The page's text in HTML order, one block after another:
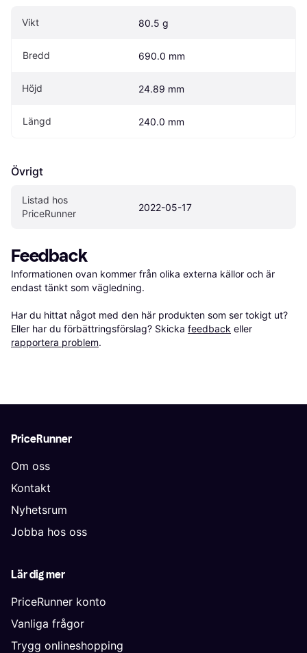
Vikt 80.5 g
Bredd 690.0 mm
Höjd 24.89 mm
Längd 240.0 mm
Övrigt
Listad hos
PriceRunner
2022-05-17
Feedback
Informationen ovan kommer från olika externa källor och är
endast tänkt som vägledning.
Har du hittat något med den här produkten som ser tokigt ut?
Eller har du förbättringsförslag? Skicka feedback eller
rapportera problem.
PriceRunner
Om oss
Kontakt
Nyhetsrum
Jobba hos oss
Lär dig mer
PriceRunner konto
Vanliga frågor
Trygg onlineshopping